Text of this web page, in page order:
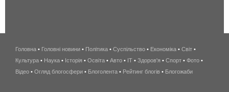
беспроводной
интернет
киев
Головна • Головні новини • Політика • Суспільство • Економіка • Світ •
Культура • Наука • Історія • Освіта • Авто • IT • Здоров'я • Спорт • Фото •
Відео • Огляд блогосфери • Блоголента • Рейтинг блогів • Блогожаби